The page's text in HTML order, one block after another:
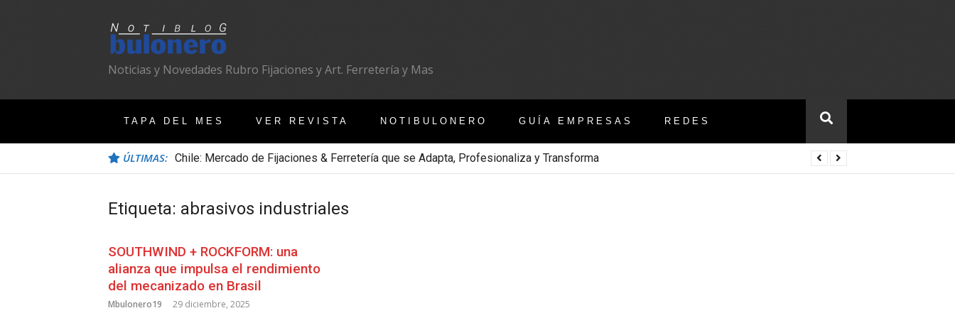
Noticias y Novedades Rubro Fijaciones y Art. Ferretería y Mas
TAPA DEL MES VER REVISTA NOTIBULONERO GUÍA EMPRESAS REDES
ÚLTIMAS: Chile: Mercado de Fijaciones & Ferretería que se Adapta, Profesionaliza y Transforma
Etiqueta: abrasivos industriales
SOUTHWIND + ROCKFORM: una
alianza que impulsa el rendimiento
del mecanizado en Brasil
Mbulonero19 29 diciembre, 2025